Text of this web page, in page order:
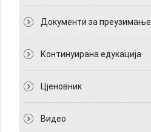
Документи за преузимање
Континуирана едукација
Цјеновник
Видео